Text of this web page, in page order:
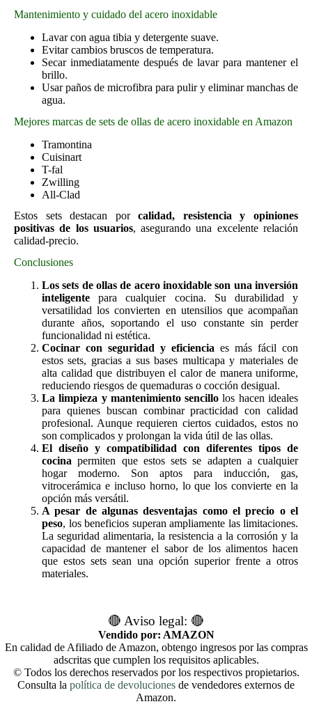
Mantenimiento y cuidado del acero inoxidable
Lavar con agua tibia y detergente suave.
Evitar cambios bruscos de temperatura.
Secar inmediatamente después de lavar para mantener el
brillo.
Usar paños de microfibra para pulir y eliminar manchas de
agua.
Mejores marcas de sets de ollas de acero inoxidable en Amazon
Tramontina
Cuisinart
T-fal
Zwilling
All-Clad
Estos sets destacan porcalidad, resistencia y opiniones
positivas de los usuarios, asegurando una excelente relación
calidad-precio.
Conclusiones
Los sets de ollas de acero inoxidable son una inversión
inteligente para cualquier cocina. Su durabilidad y
versatilidad los convierten en utensilios que acompañan
durante años, soportando el uso constante sin perder
funcionalidad ni estética.
Cocinar con seguridad y eficiencia es más fácil con
estos sets, gracias a sus bases multicapa y materiales de
alta calidad que distribuyen el calor de manera uniforme,
reduciendo riesgos de quemaduras o cocción desigual.
La limpieza y mantenimiento sencillo los hacen ideales
para quienes buscan combinar practicidad con calidad
profesional. Aunque requieren ciertos cuidados, estos no
son complicados y prolongan la vida útil de las ollas.
El diseño y compatibilidad con diferentes tipos de
cocina permiten que estos sets se adapten a cualquier
hogar moderno. Son aptos para inducción, gas,
vitrocerámica e incluso horno, lo que los convierte en la
opción más versátil.
A pesar de algunas desventajas como el precio o el
peso, los beneficios superan ampliamente las limitaciones.
La seguridad alimentaria, la resistencia a la corrosión y la
capacidad de mantener el sabor de los alimentos hacen
que estos sets sean una opción superior frente a otros
materiales.
🔴 Aviso legal: 🔴
Vendido por: AMAZON
En calidad de Afiliado de Amazon, obtengo ingresos por las compras
adscritas que cumplen los requisitos aplicables.
© Todos los derechos reservados por los respectivos propietarios.
Consulta la política de devoluciones de vendedores externos de
Amazon.